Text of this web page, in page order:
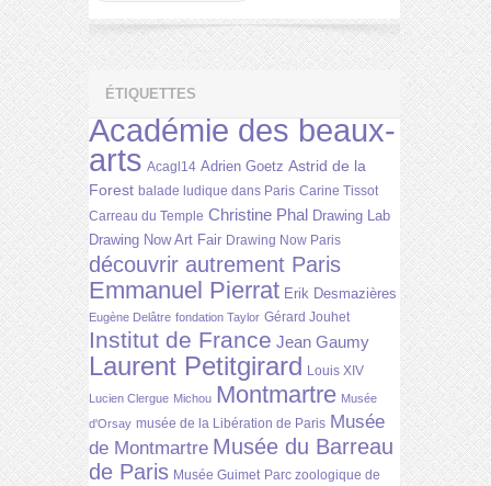
ÉTIQUETTES
Académie des beaux-
arts Acagl14 Adrien Goetz Astrid de la
Forest balade ludique dans Paris Carine Tissot
Carreau du Temple Christine Phal Drawing Lab
Drawing Now Art Fair Drawing Now Paris
découvrir autrement Paris
Emmanuel Pierrat Erik Desmazières
Eugène Delâtre fondation Taylor Gérard Jouhet
Institut de France Jean Gaumy
Laurent Petitgirard Louis XIV
Lucien Clergue Michou Montmartre Musée
d'Orsay musée de la Libération de Paris Musée
de Montmartre Musée du Barreau
de Paris Musée Guimet Parc zoologique de